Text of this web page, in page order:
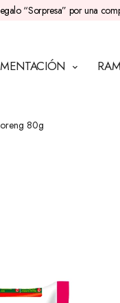
“Sorpresa” por una
80g